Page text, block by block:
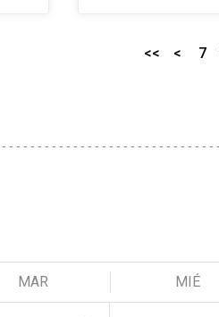
<< < 7
MAR MIÉ